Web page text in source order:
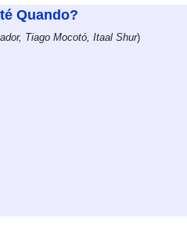
Quando?
Tiago Mocotó, Itaal Shur)